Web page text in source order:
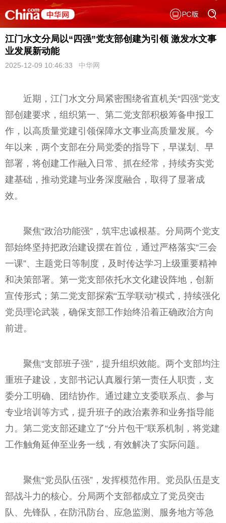
江门水文分局以“四强”党支部创建为引领 激发水文事
业发展新动能
2025-12-09 10:46:33 中华网
近期，江门水文分局紧密围绕省直机关“四强”党支
部创建要求，组织第一、第二党支部积极筹备申报工
作，以高质量党建引领保障水文事业高质量发展。今
年以来，两个支部在分局党委的指导下，早谋划、早
部署，将创建工作融入日常、抓在经常，持续夯实党
建基础，推动党建与业务深度融合，取得了显著成
效。
聚焦“政治功能强”，筑牢忠诚根基。分局两个党支
部始终坚持把政治建设摆在首位，通过严格落实“三会
一课”、主题党日等制度，及时传达学习上级重要精神
和决策部署。第一党支部依托水文化建设阵地，创新
宣传形式；第二党支部探索“五学联动”模式，持续强化
党员理论武装，确保支部工作始终沿着正确政治方向
前进。
聚焦“支部班子强”，提升组织效能。两个支部均注
重班子建设，支部书记认真履行第一责任人职责，支
委分工明确、团结协作。通过建立支委联系点、参与
专业培训等方式，提升班子的政治素养和业务指导能
力。第二党支部还建立了“分片包干”联系机制，将党建
工作触角延伸至业务一线，有效解决了实际问题。
聚焦“党员队伍强”，发挥模范作用。党员队伍是支
部战斗力的核心。分局两个支部都成立了党员突击
队、先锋队，在防汛防台、应急监测、服务地方等急